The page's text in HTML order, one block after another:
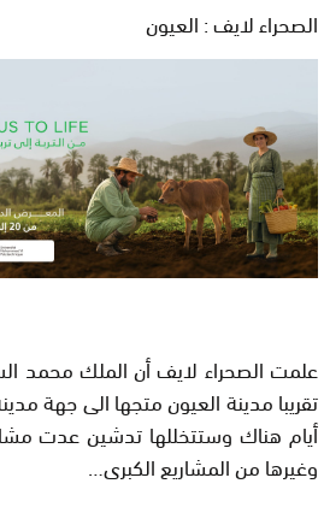
الصحراء لايف : العيون
علمت الصحراء لايف أن الملك محمد
أيام هناك وستتخللها تدشين عدت
وغيرها من المشاريع الكبرى…